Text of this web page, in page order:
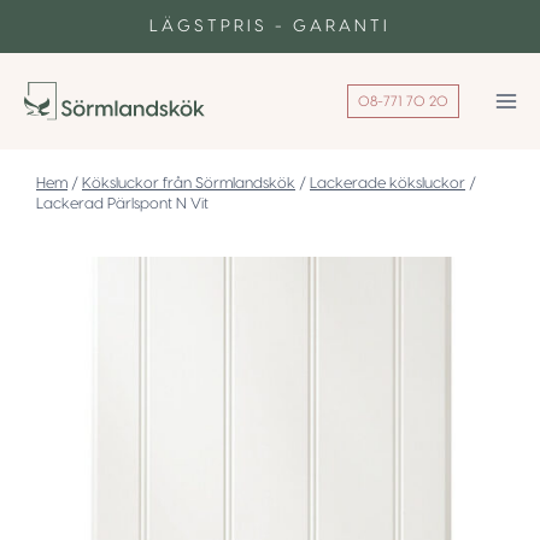
LÄGSTPRIS - GARANTI
08-771 70 20
/ Köksluckor från Sörmlandskök / Lackerade köksluckor /
Lackerad Pärlspont N Vit